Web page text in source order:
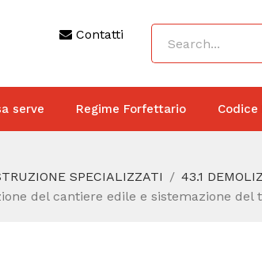
Contatti
serve Regime Forfettario Codice
SPECIALIZZATI
43.1
del cantiere edile e sistemazione del